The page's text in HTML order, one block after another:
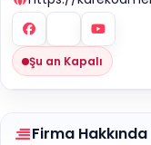
Şu an Kapalı
Firma Hakkında